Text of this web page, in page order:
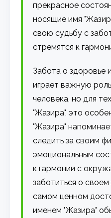
прекрасное
носящие имя
свою судьбу с
стремятся к
Забота о здоровье
играет важную
человека, но для
"Жазира", это
"Жазира"
следить за своим
эмоциональным
к гармонии с
заботиться о
самом ценном
именем "Жазира"